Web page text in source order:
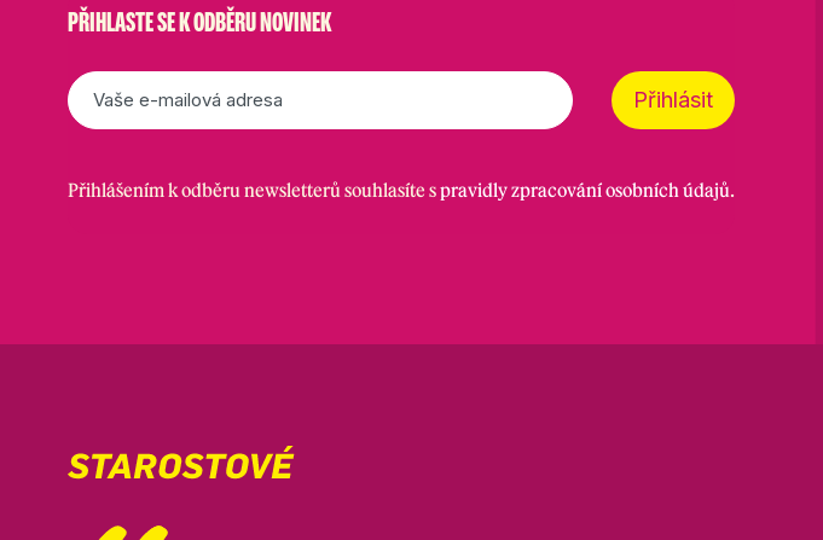
PŘIHLASTE SE K ODBĚRU NOVINEK
E-
mail
Přihlásit
Přihlášením k odběru newsletterů souhlasíte spravidly zpracování osobních údajů.